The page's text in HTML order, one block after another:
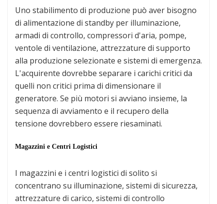
Uno stabilimento di produzione può aver bisogno
di alimentazione di standby per illuminazione,
armadi di controllo, compressori d'aria, pompe,
ventole di ventilazione, attrezzature di supporto
alla produzione selezionate e sistemi di emergenza.
L'acquirente dovrebbe separare i carichi critici da
quelli non critici prima di dimensionare il
generatore. Se più motori si avviano insieme, la
sequenza di avviamento e il recupero della
tensione dovrebbero essere riesaminati.
Magazzini e Centri Logistici
I magazzini e i centri logistici di solito si
concentrano su illuminazione, sistemi di sicurezza,
attrezzature di carico, sistemi di controllo